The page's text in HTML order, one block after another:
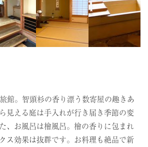
館。智頭杉の香り漂う数寄屋の趣きあ
見える庭は手入れが行き届き季節の変
、お風呂は檜風呂。檜の香りに包まれ
ス効果は抜群です。お料理も絶品で新